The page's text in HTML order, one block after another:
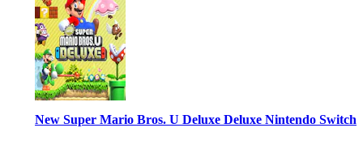
New Super Mario Bros. U Deluxe Deluxe Nintendo Switch